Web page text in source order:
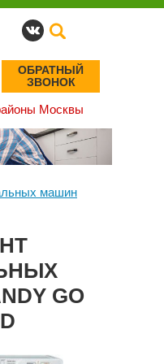
Москвы
ОБРАТНЫЙ
ЗВОНОК
машин
GO